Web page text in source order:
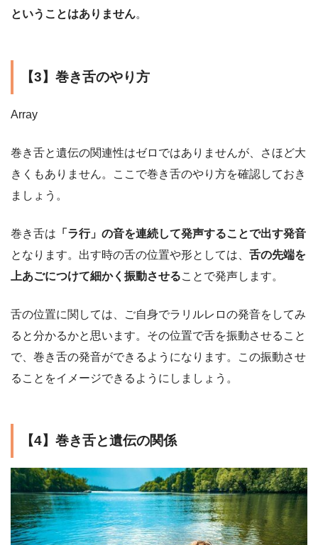
ということはありません。
【3】巻き舌のやり方
Array
巻き舌と遺伝の関連性はゼロではありませんが、さほど大
きくもありません。ここで巻き舌のやり方を確認しておき
ましょう。
巻き舌は 「ラ行」の音を連続して発声することで出す発音
となります。出す時の舌の位置や形としては、 舌の先端を
上あごにつけて細かく振動させることで発声します。
舌の位置に関しては、ご自身でラリルレロの発音をしてみ
ると分かるかと思います。その位置で舌を振動させること
で、巻き舌の発音ができるようになります。この振動させ
ることをイメージできるようにしましょう。
【4】巻き舌と遺伝の関係